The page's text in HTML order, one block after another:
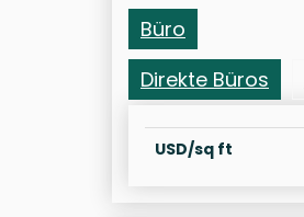
Büro
Direkte Büros
USD/sq ft